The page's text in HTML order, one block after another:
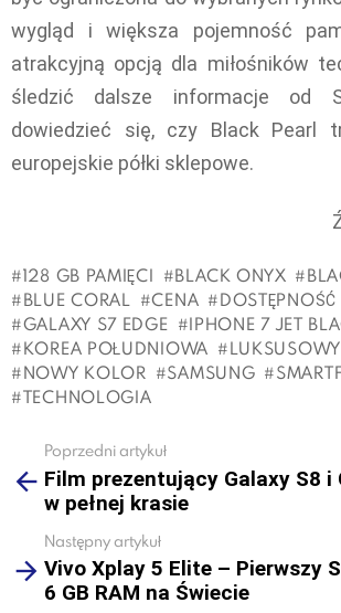
wygląd i większa pojemność
atrakcyjną opcją dla miłośników
śledzić dalsze informacje od
dowiedzieć się, czy Black Pearl
europejskie półki sklepowe.
128 GB PAMIĘCI BLACK ONYX
BLUE CORAL
CENA
DOSTĘPNOŚĆ
GALAXY S7 EDGE
IPHONE 7 JET
KOREA POŁUDNIOWA
NOWY KOLOR
SAMSUNG
TECHNOLOGIA
more
Poprzedni artykuł
Film prezentujący Galaxy S8 i
w pełnej krasie
Następny artykuł
Vivo Xplay 5 Elite – Pierwszy
6 GB RAM na Świecie